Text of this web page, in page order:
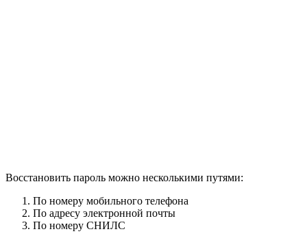
Восстановить пароль можно несколькими путями:
По номеру мобильного телефона
По адресу электронной почты
По номеру СНИЛС